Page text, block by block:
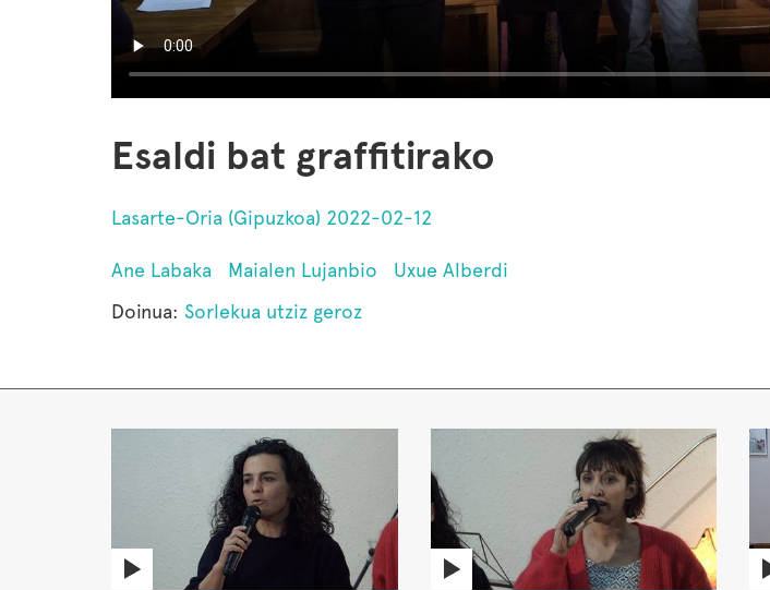
Esaldi bat graffitirako
Lasarte-Oria (Gipuzkoa) 2022-02-12
Ane Labaka Maialen Lujanbio
Uxue Alberdi
Doinua: Sorlekua utziz geroz